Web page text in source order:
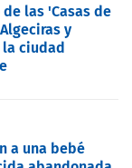
de las 'Casas de
y
ciudad
a una bebé